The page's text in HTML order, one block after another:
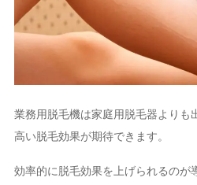
業務用脱毛機は家庭用脱毛器よりも
高い脱毛効果が期待できます。
効率的に脱毛効果を上げられるのが